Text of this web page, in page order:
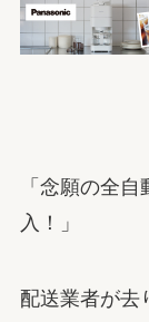
「念願の全
入！」
配送業者が去